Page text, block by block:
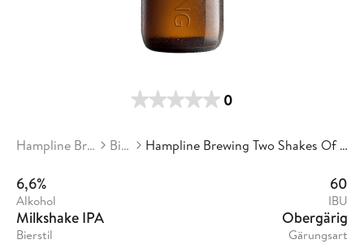
0
Hampline Brewing Biere Hampline Brewing Two Shakes Of A Bear's Tail
6,6%
Alkohol
60
IBU
Milkshake IPA
Bierstil
Obergärig
Gärungsart